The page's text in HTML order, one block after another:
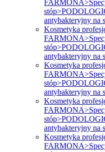
antybakteryjny na
Kosmetyka
antybakteryjny na
Kosmetyka
antybakteryjny na
Kosmetyka
antybakteryjny na
Kosmetyka